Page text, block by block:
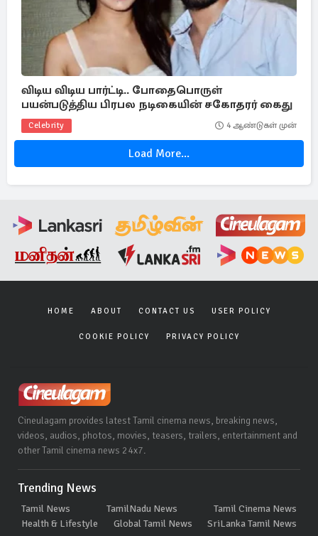
விடிய விடிய பார்ட்டி.. போதைபொருள்
பயன்படுத்திய பிரபல நடிகையின் சகோதரர் கைது
Celebrity 4 ஆண்டுகள் முன்
Load More...
HOME ABOUT CONTACT US USER POLICY
COOKIE POLICY PRIVACY POLICY
Cineulagam provides latest Tamil cinema news, breaking news,
videos, audios, photos, movies, teasers, trailers, entertainment and
other Tamil cinema news 24x7.
Trending News
Tamil News TamilNadu News
Tamil Cinema News
Health & Lifestyle
Global Tamil News SriLanka Tamil News